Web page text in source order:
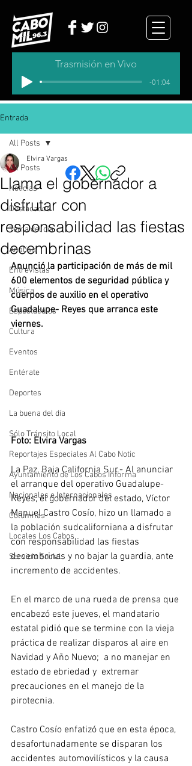
Trasmisión en Vivo
-01:04
Entrada
All Posts
Noticias
Destacados
Tema del dia
Analisis
Entrevistas
Música
Espectáculos
Cultura
Eventos
Entérate
Deportes
La buena del día
Sólo Tránsito Local
Reportajes Especiales Al Cabo Notic
Ayuntamiento de Los Cabos Informa
Nacionales e Internacionales
Columnas
Locales Los Cabos
Servicio Social
All Posts
Llama el gobernador a
disfrutar con
responsabilidad las fiestas
decembrinas
Elvira Vargas
Anunció la participación de más de mil
600 elementos de seguridad pública y
cuerpos de auxilio en el operativo
Guadalupe- Reyes que arranca este
viernes.
Foto: Elvira Vargas
La Paz, Baja California Sur.- Al anunciar
el arranque del operativo Guadalupe-
Reyes, el gobernador del estado, Víctor
Manuel Castro Cosío, hizo un llamado a
la población sudcaliforniana a disfrutar
con responsabilidad las fiestas
decembrinas y no bajar la guardia, ante
incremento de accidentes.
En el marco de una rueda de prensa que
encabezó este jueves, el mandatario
estatal pidió que se termine con la vieja
práctica de realizar disparos al aire en
Navidad y Año Nuevo;  a no manejar en
estado de ebriedad y  extremar
precauciones en el manejo de la
pirotecnia.
Castro Cosío enfatizó que en esta época,
desafortunadamente se disparan los
accidentes automovilísticos y la causa